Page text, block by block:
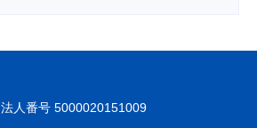
法人番号 5000020151009